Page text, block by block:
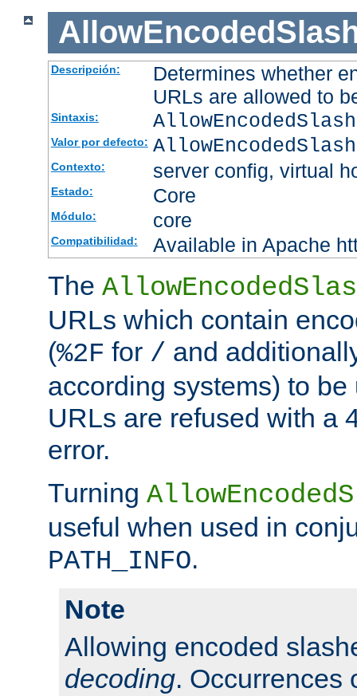
Descripción:
Determines whether
URLs are allowed to
Sintaxis:
Valor por defecto:
Contexto: server config, virtual
Estado: Core
Módulo: core
Compatibilidad: Available in Apache
The
URLs which contain
(%2F for / and
according systems) to
URLs are refused with a
error.
Turning
useful when used in
PATH_INFO.
Note
Allowing encoded
decoding. Occurrences